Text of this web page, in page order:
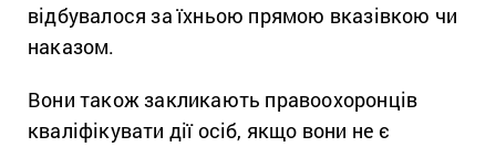
відбувалося за їхньою прямою вказівкою чи
наказом.
Вони також закликають правоохоронців
кваліфікувати дії осіб, якщо вони не є